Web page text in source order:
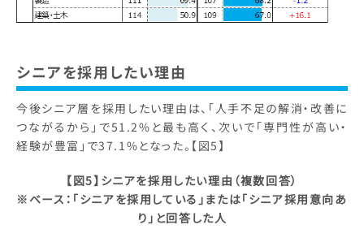
シニアを採用したい理由
今後シニア層を採用したい理由は、「人手不足の解消・改善に
つながるから」で51.2%と最も高く、次いで「専門性が高い・
経験が豊富」で37.1%となった。【図5】
【図5】シニアを採用したい理由（複数回答）
※ベース：「シニアを採用している」または「シニア採用意向あ
り」と回答した人